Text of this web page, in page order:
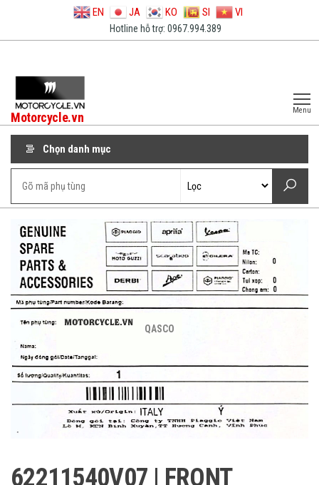
EN JA KO SI VI
Hotline hỗ trợ: 0967.994.389
Motorcycle.vn Menu
Chọn danh mục
QASCO
62211540V07 | FRONT